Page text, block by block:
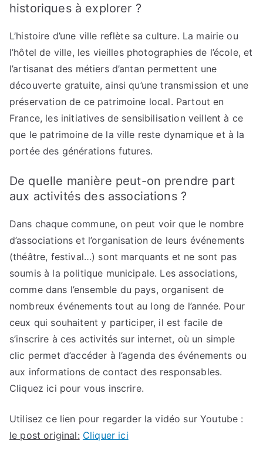
historiques à explorer ?
L’histoire d’une ville reflète sa culture. La mairie ou
l’hôtel de ville, les vieilles photographies de l’école, et
l’artisanat des métiers d’antan permettent une
découverte gratuite, ainsi qu’une transmission et une
préservation de ce patrimoine local. Partout en
France, les initiatives de sensibilisation veillent à ce
que le patrimoine de la ville reste dynamique et à la
portée des générations futures.
De quelle manière peut-on prendre part
aux activités des associations ?
Dans chaque commune, on peut voir que le nombre
d’associations et l’organisation de leurs événements
(théâtre, festival…) sont marquants et ne sont pas
soumis à la politique municipale. Les associations,
comme dans l’ensemble du pays, organisent de
nombreux événements tout au long de l’année. Pour
ceux qui souhaitent y participer, il est facile de
s’inscrire à ces activités sur internet, où un simple
clic permet d’accéder à l’agenda des événements ou
aux informations de contact des responsables.
Cliquez ici pour vous inscrire.
Utilisez ce lien pour regarder la vidéo sur Youtube :
le post original: Cliquer ici